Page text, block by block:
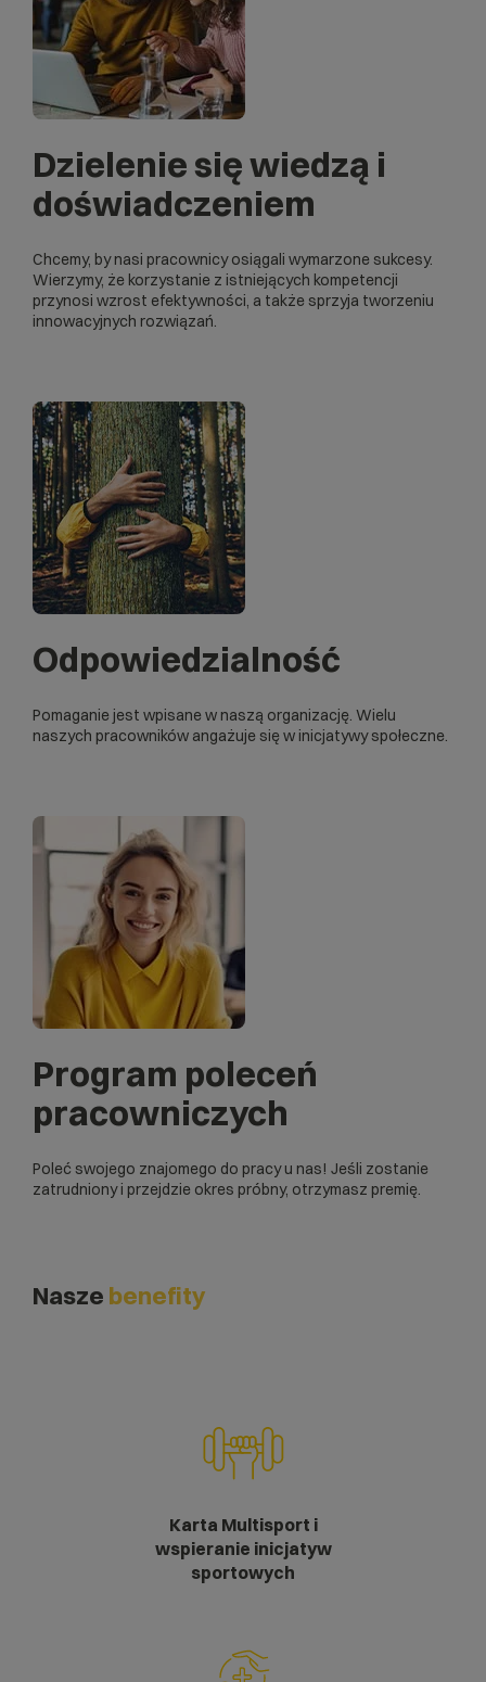
Dzielenie się wiedzą i
doświadczeniem
Chcemy, by nasi pracownicy osiągali wymarzone sukcesy.
Wierzymy, że korzystanie z istniejących kompetencji
przynosi wzrost efektywności, a także sprzyja tworzeniu
innowacyjnych rozwiązań.
Odpowiedzialność
Pomaganie jest wpisane w naszą organizację. Wielu
naszych pracowników angażuje się w inicjatywy społeczne.
Program poleceń
pracowniczych
Poleć swojego znajomego do pracy u nas! Jeśli zostanie
zatrudniony i przejdzie okres próbny, otrzymasz premię.
Nasze benefity
Karta Multisport i
wspieranie inicjatyw
sportowych